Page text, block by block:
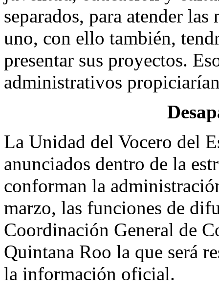
separados, para atender
uno, con ello también,
presentar sus proyectos.
administrativos
La Unidad del Vocero del
anunciados dentro de la
conforman la
marzo, las funciones de
Coordinación General de
Quintana Roo la que será
la información oficial.